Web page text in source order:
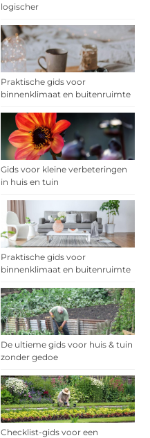
logischer
Praktische gids voor
binnenklimaat en buitenruimte
Gids voor kleine verbeteringen
in huis en tuin
Praktische gids voor
binnenklimaat en buitenruimte
De ultieme gids voor huis & tuin
zonder gedoe
Checklist-gids voor een